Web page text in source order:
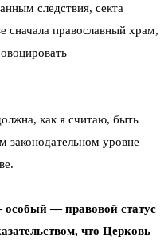
следствия, секта
сначала православный храм,
как я считаю, быть
законодательном уровне —
— правовой статус
что Церковь